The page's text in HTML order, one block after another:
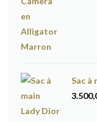
Sac à